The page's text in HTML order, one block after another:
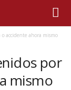
accidente ahora mismo
por
mismo